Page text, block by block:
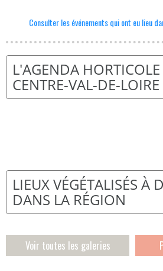
Consulter les événements qui ont eu lieu
L'AGENDA HORTICOLE
CENTRE-VAL-DE-LOIRE
LIEUX VÉGÉTALISÉS À
DANS LA RÉGION
Voir toutes les galeries